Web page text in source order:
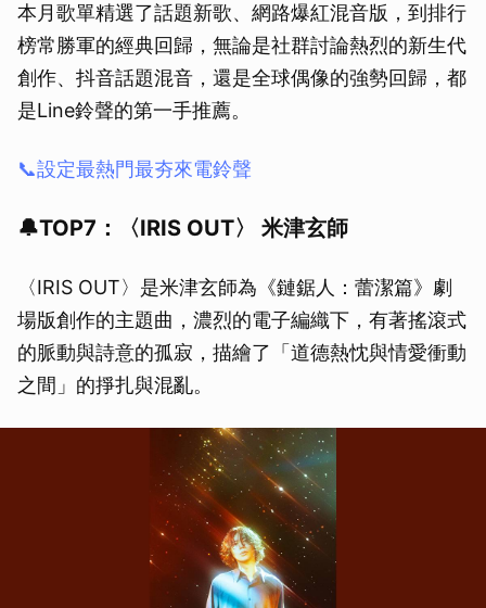
本月歌單精選了話題新歌、網路爆紅混音版，到排行
榜常勝軍的經典回歸，無論是社群討論熱烈的新生代
創作、抖音話題混音，還是全球偶像的強勢回歸，都
是Line鈴聲的第一手推薦。
📞設定最熱門最夯來電鈴聲
🔔TOP7：〈IRIS OUT〉 米津玄師
〈IRIS OUT〉是米津玄師為《鏈鋸人：蕾潔篇》劇
場版創作的主題曲，濃烈的電子編織下，有著搖滾式
的脈動與詩意的孤寂，描繪了「道德熱忱與情愛衝動
之間」的掙扎與混亂。